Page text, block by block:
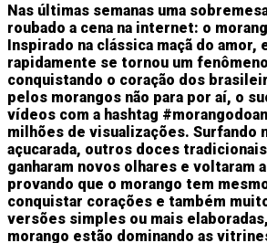
Nas últimas semanas uma
roubado a cena na internet: o
Inspirado na clássica maçã do amor,
rapidamente se tornou um
conquistando o coração dos
pelos morangos não para por aí, o
vídeos com a hashtag
milhões de visualizações. Surfando
açucarada, outros doces
ganharam novos olhares e voltaram
provando que o morango tem
conquistar corações e também
versões simples ou mais
morango estão dominando as